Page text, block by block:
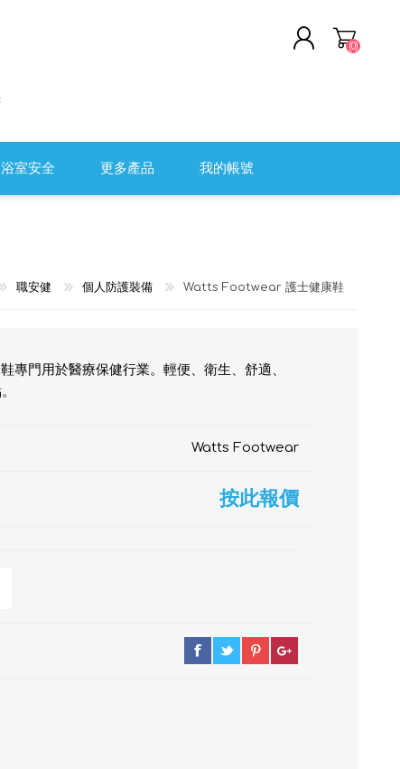
(0)
浴室安全 更多產品
醫院用傢具
傷口護理及評估
我的帳號
職安健 個人防護裝備 Watts Footwear 護士健康鞋
門用於醫療保健行業。輕便、衛生、舒適、
Watts Footwear
按此報價